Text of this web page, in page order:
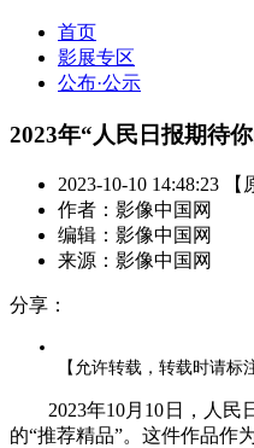
首页
影展专区
公布·公示
2023年“人民日报期待
2023-10-10 14:48:23 【
作者：影像中国网
编辑：影像中国网
来源：影像中国网
分享：
【允许转载，转载时请标
2023年10月10日，人
的“推荐精品”。这件作品作